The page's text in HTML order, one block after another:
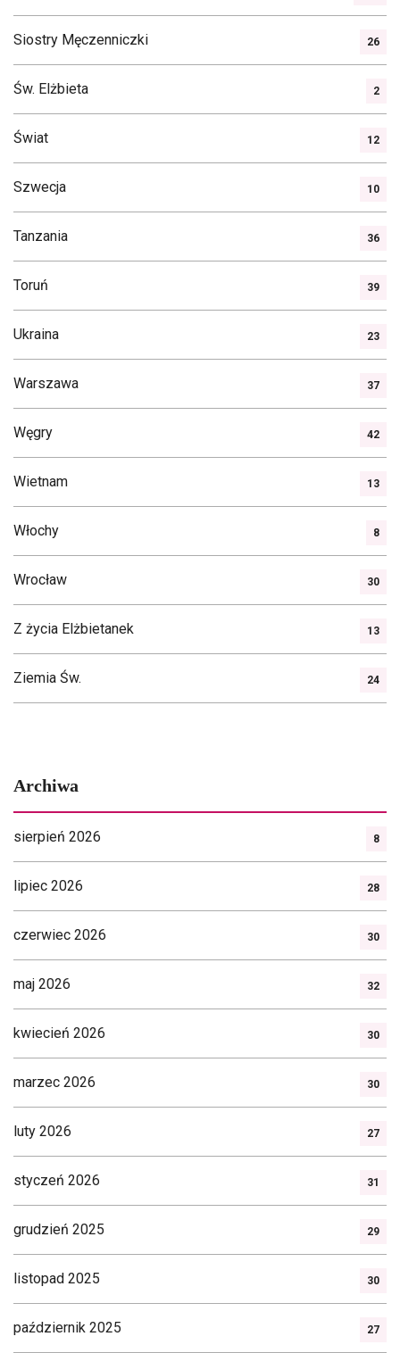
Siostry Męczenniczki 26
Św. Elżbieta 2
Świat 12
Szwecja 10
Tanzania 36
Toruń 39
Ukraina 23
Warszawa 37
Węgry 42
Wietnam 13
Włochy 8
Wrocław 30
Z życia Elżbietanek 13
Ziemia Św. 24
Archiwa
sierpień 2026 8
lipiec 2026 28
czerwiec 2026 30
maj 2026 32
kwiecień 2026 30
marzec 2026 30
luty 2026 27
styczeń 2026 31
grudzień 2025 29
listopad 2025 30
październik 2025 27